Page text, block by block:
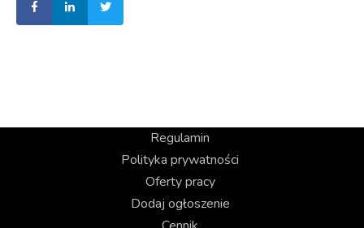
Regulamin
Polityka prywatności
Oferty pracy
Dodaj ogłoszenie